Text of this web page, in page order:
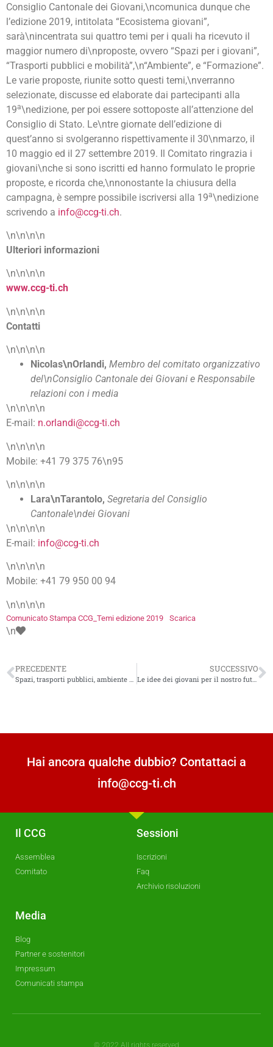
Consiglio Cantonale dei Giovani,\ncomunica dunque che
l’edizione 2019, intitolata “Ecosistema giovani”,
sarà\nincentrata sui quattro temi per i quali ha ricevuto il
maggior numero di\nproposte, ovvero “Spazi per i giovani”,
“Trasporti pubblici e mobilità”,\n“Ambiente”, e “Formazione”.
Le varie proposte, riunite sotto questi temi,\nverranno
selezionate, discusse ed elaborate dai partecipanti alla
19a\nedizione, per poi essere sottoposte all’attenzione del
Consiglio di Stato. Le\ntre giornate dell’edizione di
quest’anno si svolgeranno rispettivamente il 30\nmarzo, il
10 maggio ed il 27 settembre 2019. Il Comitato ringrazia i
giovani\nche si sono iscritti ed hanno formulato le proprie
proposte, e ricorda che,\nnonostante la chiusura della
campagna, è sempre possibile iscriversi alla 19a\nedizione
scrivendo a info@ccg-ti.ch.
\n\n\n\n
Ulteriori informazioni
\n\n\n\n
www.ccg-ti.ch
\n\n\n\n
Contatti
\n\n\n\n
Nicolas\nOrlandi, Membro del comitato organizzativo
del\nConsiglio Cantonale dei Giovani e Responsabile
relazioni con i media
\n\n\n\n
E-mail: n.orlandi@ccg-ti.ch
\n\n\n\n
Mobile: +41 79 375 76\n95
\n\n\n\n
Lara\nTarantolo, Segretaria del Consiglio
Cantonale\ndei Giovani
\n\n\n\n
E-mail: info@ccg-ti.ch
\n\n\n\n
Mobile: +41 79 950 00 94
\n\n\n\n
Comunicato Stampa CCG_Temi edizione 2019 Scarica
\n
PRECEDENTE SUCCESSIVO
Le idee dei giovani per il nostro futuro
Hai ancora qualche dubbio? Contattaci a
info@ccg-ti.ch
Il CCG
Assemblea
Comitato
Sessioni
Iscrizioni
Faq
Archivio risoluzioni
Media
Blog
Partner e sostenitori
Impressum
Comunicati stampa
© 2022 All rights reserved